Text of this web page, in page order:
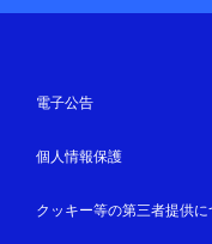
電子公告
個人情報保護
クッキー等の第三者提供に